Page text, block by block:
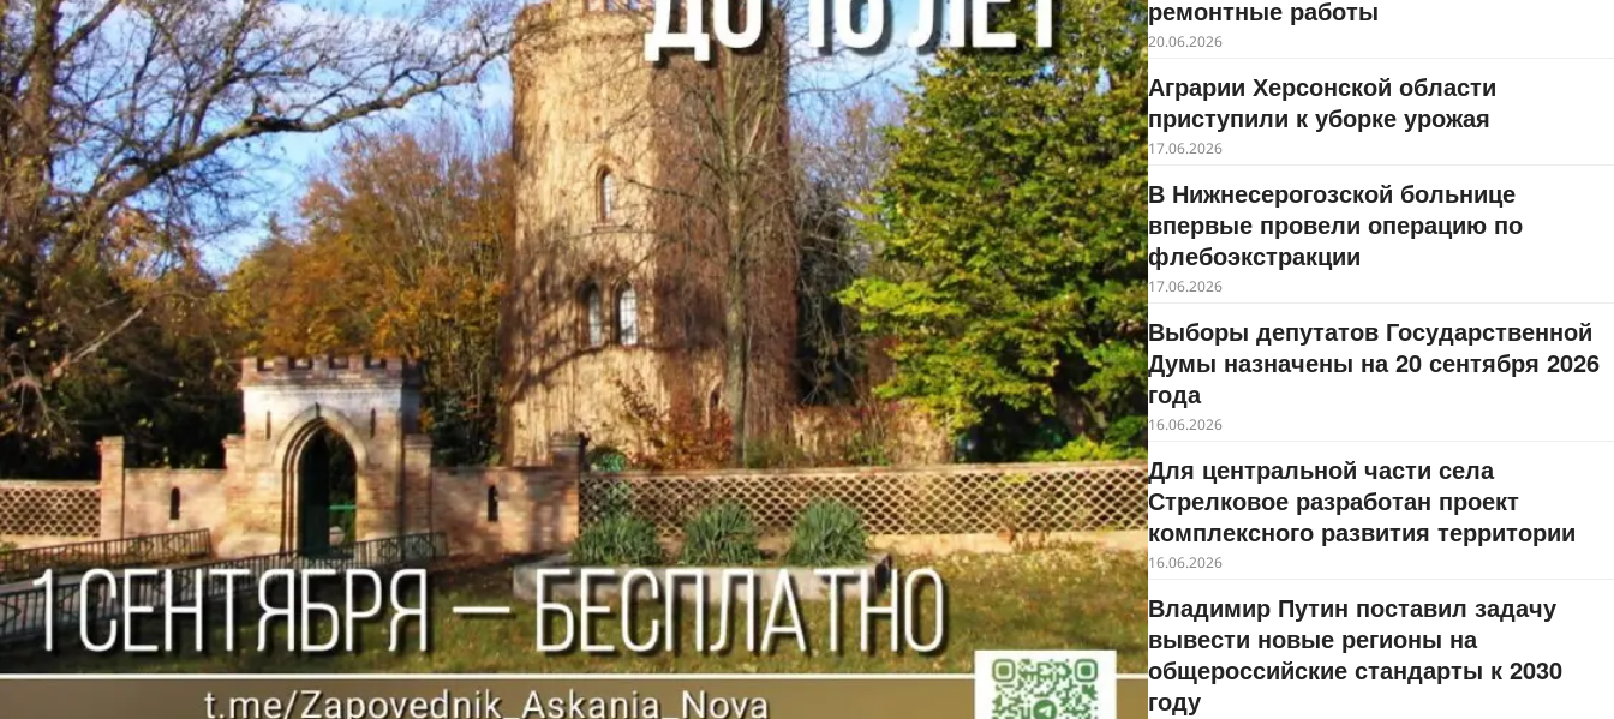
ремонтные работы
20.06.2026
Аграрии Херсонской области
приступили к уборке урожая
17.06.2026
В Нижнесерогозской больнице
впервые провели операцию по
флебоэкстракции
17.06.2026
Выборы депутатов Государственной
Думы назначены на 20 сентября 2026
года
16.06.2026
Для центральной части села
Стрелковое разработан проект
комплексного развития территории
16.06.2026
Владимир Путин поставил задачу
вывести новые регионы на
общероссийские стандарты к 2030
году